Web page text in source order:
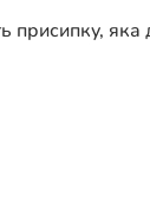
присипку,